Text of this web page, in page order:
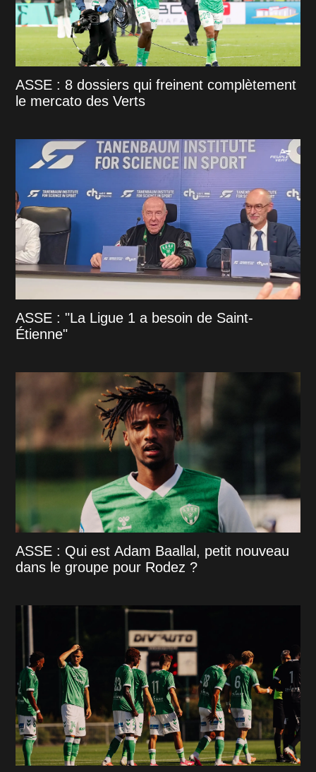
ASSE : 8 dossiers qui freinent complètement
le mercato des Verts
ASSE : "La Ligue 1 a besoin de Saint-
Étienne"
ASSE : Qui est Adam Baallal, petit nouveau
dans le groupe pour Rodez ?